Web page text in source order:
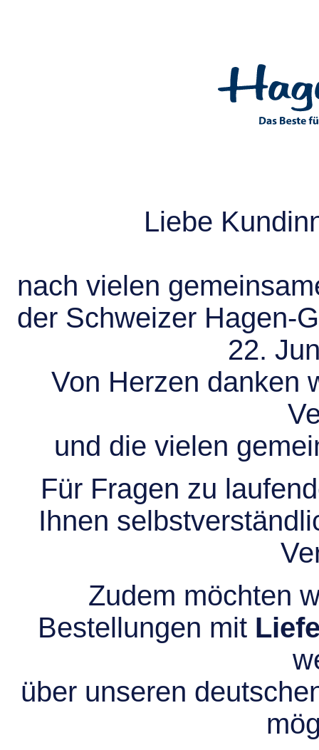
Liebe
nach vielen
der Schweizer Hagen-
22.
Von Herzen danken
und die vielen
Für Fragen zu
Ihnen
Zudem möchten
Bestellungen mit
über unseren